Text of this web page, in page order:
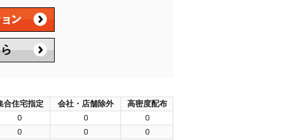
合住宅指定 会社・店舗除外
高密度配布
0 0
0
0 0
0